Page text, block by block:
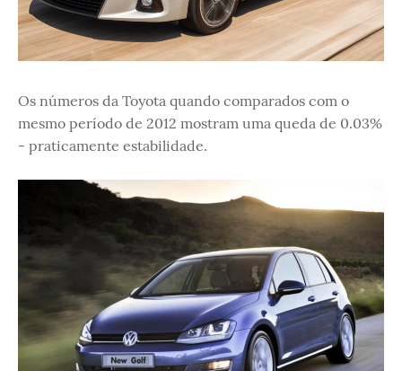
Os números da Toyota quando comparados com o
mesmo período de 2012 mostram uma queda de 0.03%
- praticamente estabilidade.